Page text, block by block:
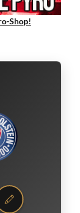
Shop!